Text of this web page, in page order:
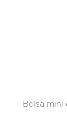
Bolsa mini